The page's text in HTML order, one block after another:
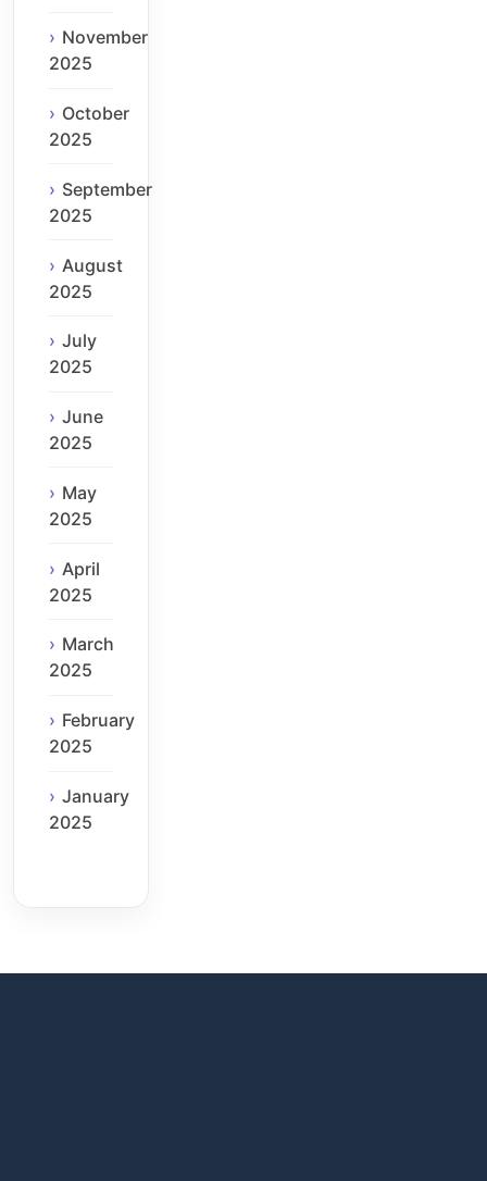
November
2025
October
2025
September
2025
August
2025
July
2025
June
2025
May
2025
April
2025
March
2025
February
2025
January
2025